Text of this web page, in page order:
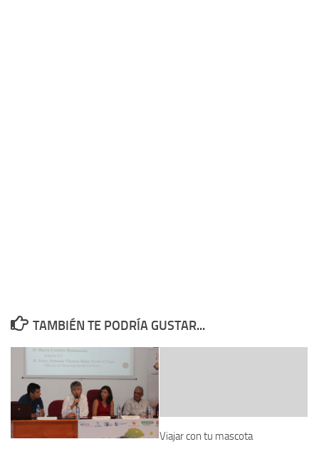
TAMBIÉN TE PODRÍA GUSTAR...
Viajar con tu mascota